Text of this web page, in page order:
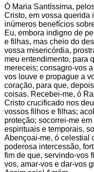
Ó Maria Santíssima,
Cristo, em vossa querida
inúmeros benefícios
Eu, embora indigno de
e filhas, mas cheio do
vossa misericórdia,
meu entendimento, para
mereceis; consagro-vos
vos louve e propague a
coração, para que,
coisas. Recebei-me, ó
Cristo crucificado nos
vossos filhos e filhas;
proteção; socorrei-me
espirituais e temporais,
Abençoai-me, ó celestial
poderosa intercessão,
fim de que, servindo-vos
vos, amar-vos e dar-vos